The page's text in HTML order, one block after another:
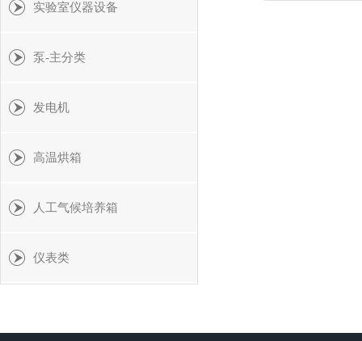
实验室仪器设备
泵-主分类
发电机
高温烘箱
人工气候培养箱
仪表类